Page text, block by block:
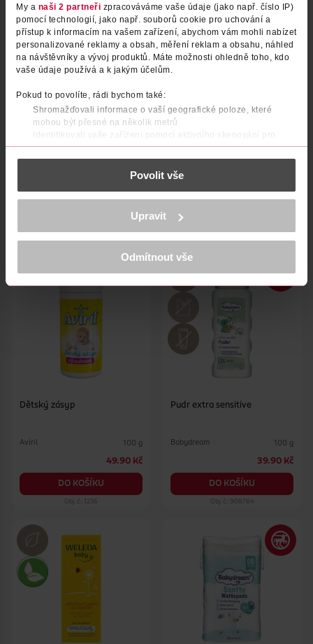
My a naši 2 partneři zpracováváme vaše údaje (jako např. číslo IP)
pomocí technologií, jako např. souborů cookie pro uchování a
přístup k informacím na vašem zařízení, abychom vám mohli nabízet
personalizované reklamy a obsah, měření reklam a obsahu, náhled
na návštěvníky a vývoj produktů. Máte možnosti ohledně toho, kdo
vaše údaje používá a k jakým účelům.
Pokud to povolíte, rádi bychom také:
Shromažďovali informace o vaší geografické poloze, které
mohou být přesné na několik metrů
Identifikovali vaše zařízení pomocí aktivního skenování pro
konkrétní charakteristiky (otisk prstu)
Zjistěte více o tom, jak zpracováváme vaše osobní údaje, a nastavte
části s podrobnostmi . Svůj souhlas můžete kdykoliv
K provozu stránek, personalizaci obsahu a reklam, funkcí sociálních
médií, analýze návštěvnosti, které mohou nést osobní údaje.
Více najdete vprohlášení o ochraně osobních údajů.
Děkujeme za pochopení. >více o cookies<
Povolit vše
Upravit
Odmítnout vše
Mycí pěna pro děti Extra
sensitive
250 ml
59.90 Kč
Pěna na mytí náhradní náplň
Babysanft Sensitive
Dětský zásyp
Aviril 100 g
49.90 Kč
DO KOŠÍKU
Obj. č.: 1236
Pudr extra sensitive
Babydream 100 g
39.90 Kč
DO KOŠÍKU
Obj. č.: 908764